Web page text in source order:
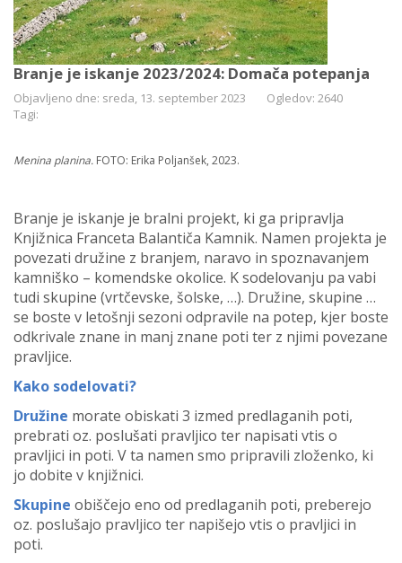
Branje je iskanje 2023/2024: Domača potepanja
Objavljeno dne: sreda, 13. september 2023
Ogledov: 2640
Tagi:
Menina planina. FOTO: Erika Poljanšek, 2023.
Branje je iskanje je bralni projekt, ki ga pripravlja
Knjižnica Franceta Balantiča Kamnik. Namen projekta je
povezati družine z branjem, naravo in spoznavanjem
kamniško – komendske okolice. K sodelovanju pa vabi
tudi skupine (vrtčevske, šolske, …). Družine, skupine …
se boste v letošnji sezoni odpravile na potep, kjer boste
odkrivale znane in manj znane poti ter z njimi povezane
pravljice.
Kako sodelovati?
Družine morate obiskati 3 izmed predlaganih poti,
prebrati oz. poslušati pravljico ter napisati vtis o
pravljici in poti. V ta namen smo pripravili zloženko, ki
jo dobite v knjižnici.
Skupine obiščejo eno od predlaganih poti, preberejo
oz. poslušajo pravljico ter napišejo vtis o pravljici in
poti.